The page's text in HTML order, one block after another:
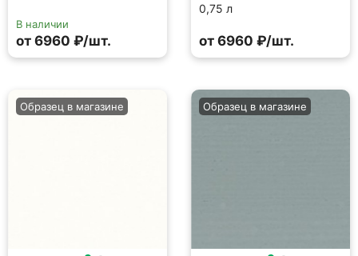
В наличии
от 6960 ₽/шт.
0,75 л
от 6960 ₽/шт.
Образец в магазине Образец в магазине